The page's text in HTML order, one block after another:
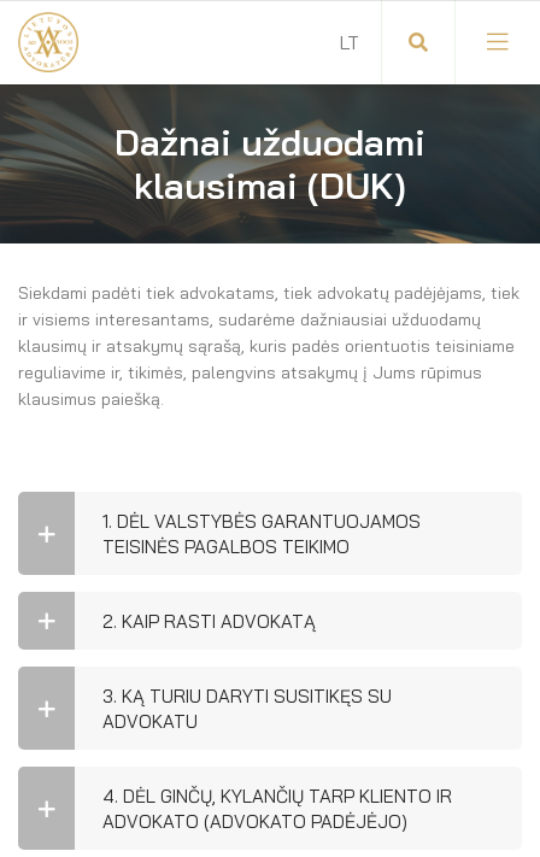
Visuotinis advokatų susirinkimas
Advokatų tarybos pirmininkas
Komitetai
Garbės teismas
Savivaldos teisės aktai
Dokumentų atmintinė
El. parduotuvė
LT
FR
Dažnai užduodami
klausimai (DUK)
Siekdami padėti tiek advokatams, tiek advokatų padėjėjams, tiek
ir visiems interesantams, sudarėme dažniausiai užduodamų
klausimų ir atsakymų sąrašą, kuris padės orientuotis teisiniame
reguliavime ir, tikimės, palengvins atsakymų į Jums rūpimus
klausimus paiešką.
1. DĖL VALSTYBĖS GARANTUOJAMOS
TEISINĖS PAGALBOS TEIKIMO
2. KAIP RASTI ADVOKATĄ
3. KĄ TURIU DARYTI SUSITIKĘS SU
ADVOKATU
4. DĖL GINČŲ, KYLANČIŲ TARP KLIENTO IR
ADVOKATO (ADVOKATO PADĖJĖJO)